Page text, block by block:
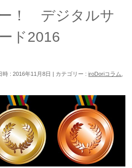
！ デジタルサ
ド2016
時 : 2016年11月8日 カテゴリー :iroDoriコラム